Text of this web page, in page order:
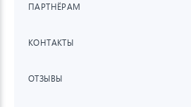
ПАРТНЁРАМ
КОНТАКТЫ
ОТЗЫВЫ